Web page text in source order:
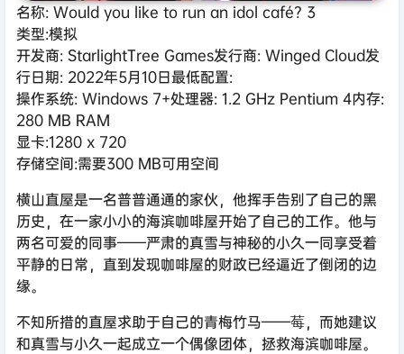
名称: Would you like to run an idol café? 3
类型:模拟
开发商: StarlightTree Games发行商: Winged Cloud发
行日期: 2022年5月10日最低配置:
操作系统: Windows 7+处理器: 1.2 GHz Pentium 4内存:
280 MB RAM
显卡:1280 x 720
存储空间:需要300 MB可用空间
横山直屋是一名普普通通的家伙，他挥手告别了自己的黑
历史，在一家小小的海滨咖啡屋开始了自己的工作。他与
两名可爱的同事——严肃的真雪与神秘的小久一同享受着
平静的日常，直到发现咖啡屋的财政已经逼近了倒闭的边
缘。
不知所措的直屋求助于自己的青梅竹马——莓，而她建议
和真雪与小久一起成立一个偶像团体，拯救海滨咖啡屋。